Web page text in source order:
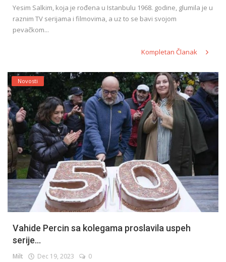
Yesim Salkim, koja je rođena u Istanbulu 1968. godine, glumila je u
raznim TV serijama i filmovima, a uz to se bavi svojom
pevačkom...
Kompletan Članak
Novosti
Vahide Percin sa kolegama proslavila uspeh
serije...
Milt Dec 19, 2023 0